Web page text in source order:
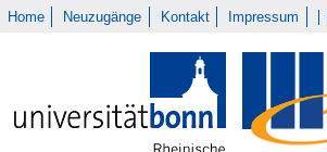
Home Neuzugänge Kontakt Impressum